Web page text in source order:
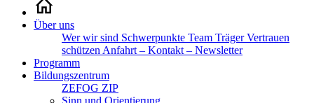
Über uns
Wer wir sind Schwerpunkte Team TrägerVertrauen
schützen Anfahrt – Kontakt – Newsletter
Programm
Bildungszentrum
ZEFOG ZIP
Sinn und Orientierung